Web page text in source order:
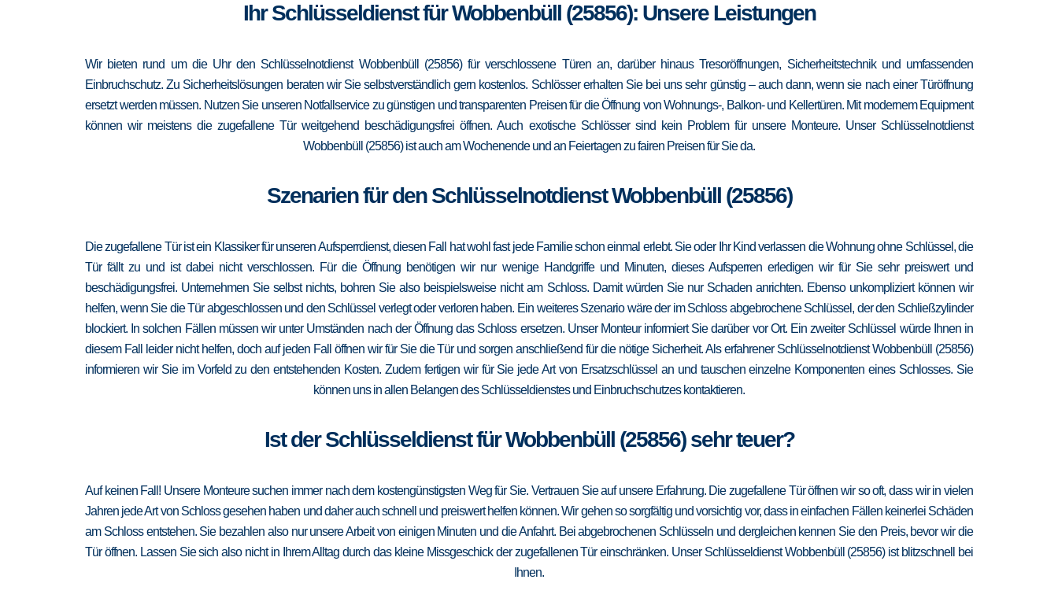
Ihr Schlüsseldienst für Wobbenbüll (25856): Unsere Leistungen
Wir bieten rund um die Uhr den Schlüsselnotdienst Wobbenbüll (25856) für verschlossene Türen an, darüber hinaus Tresoröffnungen, Sicherheitstechnik und umfassenden
Einbruchschutz. Zu Sicherheitslösungen beraten wir Sie selbstverständlich gern kostenlos. Schlösser erhalten Sie bei uns sehr günstig – auch dann, wenn sie nach einer Türöffnung
ersetzt werden müssen. Nutzen Sie unseren Notfallservice zu günstigen und transparenten Preisen für die Öffnung von Wohnungs-, Balkon- und Kellertüren. Mit modernem Equipment
können wir meistens die zugefallene Tür weitgehend beschädigungsfrei öffnen. Auch exotische Schlösser sind kein Problem für unsere Monteure. Unser Schlüsselnotdienst
Wobbenbüll (25856) ist auch am Wochenende und an Feiertagen zu fairen Preisen für Sie da.
Szenarien für den Schlüsselnotdienst Wobbenbüll (25856)
Die zugefallene Tür ist ein Klassiker für unseren Aufsperrdienst, diesen Fall hat wohl fast jede Familie schon einmal erlebt. Sie oder Ihr Kind verlassen die Wohnung ohne Schlüssel, die
Tür fällt zu und ist dabei nicht verschlossen. Für die Öffnung benötigen wir nur wenige Handgriffe und Minuten, dieses Aufsperren erledigen wir für Sie sehr preiswert und
beschädigungsfrei. Unternehmen Sie selbst nichts, bohren Sie also beispielsweise nicht am Schloss. Damit würden Sie nur Schaden anrichten. Ebenso unkompliziert können wir
helfen, wenn Sie die Tür abgeschlossen und den Schlüssel verlegt oder verloren haben. Ein weiteres Szenario wäre der im Schloss abgebrochene Schlüssel, der den Schließzylinder
blockiert. In solchen Fällen müssen wir unter Umständen nach der Öffnung das Schloss ersetzen. Unser Monteur informiert Sie darüber vor Ort. Ein zweiter Schlüssel würde Ihnen in
diesem Fall leider nicht helfen, doch auf jeden Fall öffnen wir für Sie die Tür und sorgen anschließend für die nötige Sicherheit. Als erfahrener Schlüsselnotdienst Wobbenbüll (25856)
informieren wir Sie im Vorfeld zu den entstehenden Kosten. Zudem fertigen wir für Sie jede Art von Ersatzschlüssel an und tauschen einzelne Komponenten eines Schlosses. Sie
können uns in allen Belangen des Schlüsseldienstes und Einbruchschutzes kontaktieren.
Ist der Schlüsseldienst für Wobbenbüll (25856) sehr teuer?
Auf keinen Fall! Unsere Monteure suchen immer nach dem kostengünstigsten Weg für Sie. Vertrauen Sie auf unsere Erfahrung. Die zugefallene Tür öffnen wir so oft, dass wir in vielen
Jahren jede Art von Schloss gesehen haben und daher auch schnell und preiswert helfen können. Wir gehen so sorgfältig und vorsichtig vor, dass in einfachen Fällen keinerlei Schäden
am Schloss entstehen. Sie bezahlen also nur unsere Arbeit von einigen Minuten und die Anfahrt. Bei abgebrochenen Schlüsseln und dergleichen kennen Sie den Preis, bevor wir die
Tür öffnen. Lassen Sie sich also nicht in Ihrem Alltag durch das kleine Missgeschick der zugefallenen Tür einschränken. Unser Schlüsseldienst Wobbenbüll (25856) ist blitzschnell bei
Ihnen.